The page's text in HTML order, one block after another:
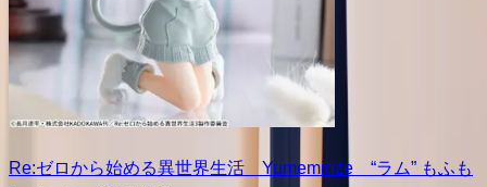
Re:ゼロから始める異世界生活 Yumemirize “ラム” もふも